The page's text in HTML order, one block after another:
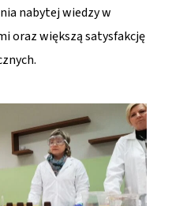
nabytej wiedzy w
oraz większą satysfakcję